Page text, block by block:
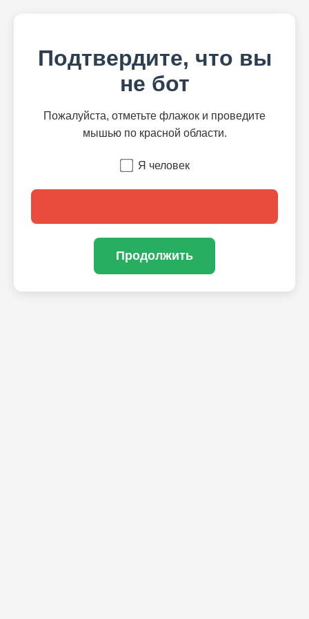
Подтвердите, что вы
не бот
Пожалуйста, отметьте флажок и проведите
мышью по красной области.
Я человек
Продолжить